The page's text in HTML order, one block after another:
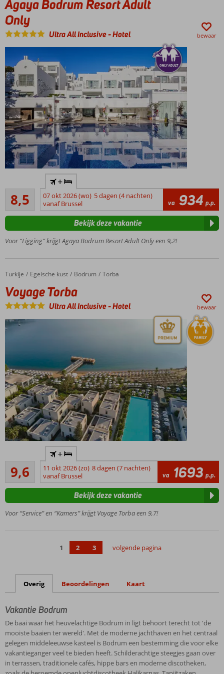
Agaya Bodrum Resort Adult
Only
Ultra All Inclusive-Hotel bewaar
min.
leeftijd
16 jaar
uitzicht
op het
kasteel
zand-/kiezelstrand
met pier en
platform
Stijlvol
vakantiecomplex
8,5
Aanrader
42
beoordelingen
+
07 okt 2026 (wo) 5 dagen (4 nachten)
vanaf Brussel
va 934 p.p.
Voor “Ligging” krijgt Agaya Bodrum Resort Adult Only een 9,2!
Bekijk deze vakantie
Home
Turkije Egeische kust Bodrum Torba
Voyage Torba
Voyage Torba
Ultra All Inclusive-Hotel bewaar
Vakantieparadijs
van Voyage
keten
Luxe en
verzorgde
24/7
Inclusive
the year
award
9,6
Uitmuntend
26
beoordelingen
+
11 okt 2026 (zo) 8 dagen (7 nachten)
vanaf Brussel
va 1693 p.p.
Voor “Service” en “Kamers” krijgt Voyage Torba een 9,7!
Bekijk deze vakantie
1 2 3 volgende pagina
Overig Beoordelingen Kaart
Vakantie Bodrum
De baai waar het heuvelachtige Bodrum in ligt behoort terecht tot 'de
mooiste baaien ter wereld'. Met de moderne jachthaven en het centraal
gelegen middeleeuwse kasteel is Bodrum een bestemming die voor elke
vakantieganger veel te bieden heeft. Schilderachtige steegjes gaan over
in terrassen, traditionele cafés, hippe bars en moderne discotheken,